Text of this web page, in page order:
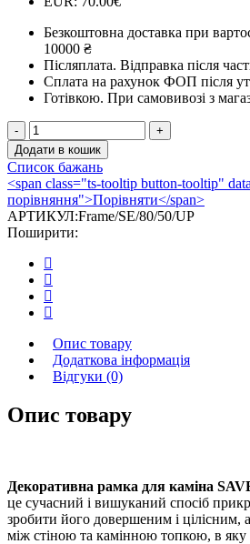
Безкоштовна доставка при
10000 ₴
Післяплата. Відправка після
Сплата на рахунок ФОП після
Готівкою. При самовивозі з
Декоративна
рамка
для
каміна
SE
Up
80х50
кількість
Додати в кошик
Список бажань
<span class="ts-tooltip button-tooltip"
порівняння">Порівняти</span>
АРТИКУЛ:Frame/SE/80/50/UP
Поширити:
Опис товару
Додаткова інформація
Відгуки (0)
Опис товару
Декоративна рамка для каміна
це сучасний і вишуканий спосіб
зробити його довершеним і цілісним,
між стіною та камінною топкою, в яку